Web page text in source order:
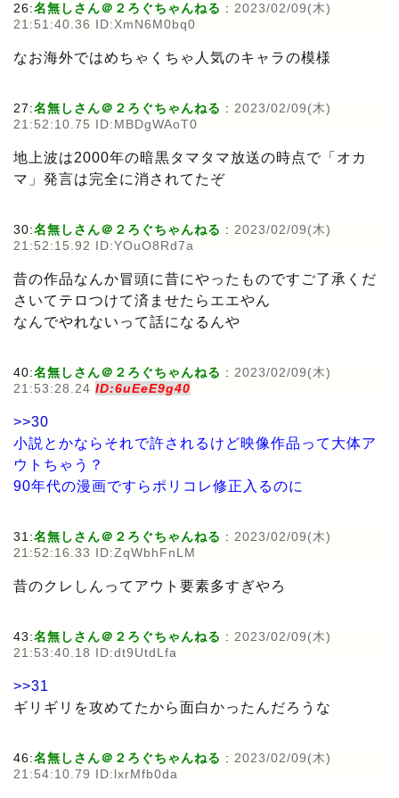
26:名無しさん＠２ろぐちゃんねる : 2023/02/09(木)
21:51:40.36 ID:XmN6M0bq0
なお海外ではめちゃくちゃ人気のキャラの模様
27:名無しさん＠２ろぐちゃんねる : 2023/02/09(木)
21:52:10.75 ID:MBDgWAoT0
地上波は2000年の暗黒タマタマ放送の時点で「オカ
マ」発言は完全に消されてたぞ
30:名無しさん＠２ろぐちゃんねる : 2023/02/09(木)
21:52:15.92 ID:YOuO8Rd7a
昔の作品なんか冒頭に昔にやったものですご了承くだ
さいてテロつけて済ませたらエエやん
なんでやれないって話になるんや
40:名無しさん＠２ろぐちゃんねる : 2023/02/09(木)
21:53:28.24 ID:6uEeE9g40
>>30
小説とかならそれで許されるけど映像作品って大体ア
ウトちゃう？
90年代の漫画ですらポリコレ修正入るのに
31:名無しさん＠２ろぐちゃんねる : 2023/02/09(木)
21:52:16.33 ID:ZqWbhFnLM
昔のクレしんってアウト要素多すぎやろ
43:名無しさん＠２ろぐちゃんねる : 2023/02/09(木)
21:53:40.18 ID:dt9UtdLfa
>>31
ギリギリを攻めてたから面白かったんだろうな
46:名無しさん＠２ろぐちゃんねる : 2023/02/09(木)
21:54:10.79 ID:lxrMfb0da